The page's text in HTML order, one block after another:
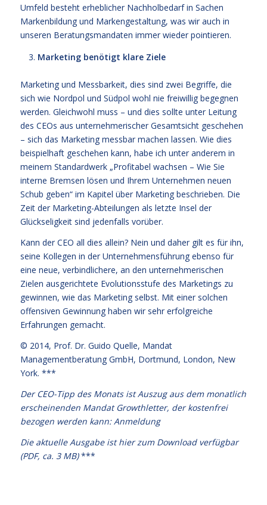
Umfeld besteht erheblicher Nachholbedarf in Sachen
Markenbildung und Markengestaltung, was wir auch in
unseren Beratungsmandaten immer wieder pointieren.
Marketing benötigt klare Ziele
Marketing und Messbarkeit, dies sind zwei Begriffe, die
sich wie Nordpol und Südpol wohl nie freiwillig begegnen
werden. Gleichwohl muss – und dies sollte unter Leitung
des CEOs aus unternehmerischer Gesamtsicht geschehen
– sich das Marketing messbar machen lassen. Wie dies
beispielhaft geschehen kann, habe ich unter anderem in
meinem Standardwerk „Profitabel wachsen – Wie Sie
interne Bremsen lösen und Ihrem Unternehmen neuen
Schub geben“ im Kapitel über Marketing beschrieben. Die
Zeit der Marketing-Abteilungen als letzte Insel der
Glückseligkeit sind jedenfalls vorüber.
Kann der CEO all dies allein? Nein und daher gilt es für ihn,
seine Kollegen in der Unternehmensführung ebenso für
eine neue, verbindlichere, an den unternehmerischen
Zielen ausgerichtete Evolutionsstufe des Marketings zu
gewinnen, wie das Marketing selbst. Mit einer solchen
offensiven Gewinnung haben wir sehr erfolgreiche
Erfahrungen gemacht.
© 2014, Prof. Dr. Guido Quelle, Mandat
Managementberatung GmbH, Dortmund, London, New
York. ***
Der CEO-Tipp des Monats ist Auszug aus dem monatlich
erscheinenden Mandat Growthletter, der kostenfrei
bezogen werden kann:Anmeldung
Die aktuelle Ausgabe ist hier zum Download verfügbar
(PDF, ca. 3 MB)***